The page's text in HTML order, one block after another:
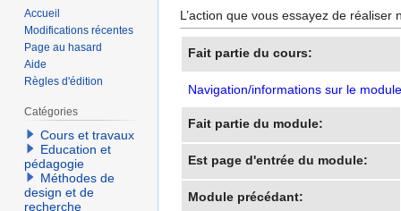
à
la
navigation
à
la
recherche
L’action que vous essayez de réaliser
Fait partie du cours:
Navigation/informations sur le module
Fait partie du module:
Est page d'entrée du module:
Module précédant:
Accueil
Modifications récentes
Page au hasard
Aide
Règles d'édition
Catégories
Cours et travaux
Education et
pédagogie
Méthodes de
design et de
recherche